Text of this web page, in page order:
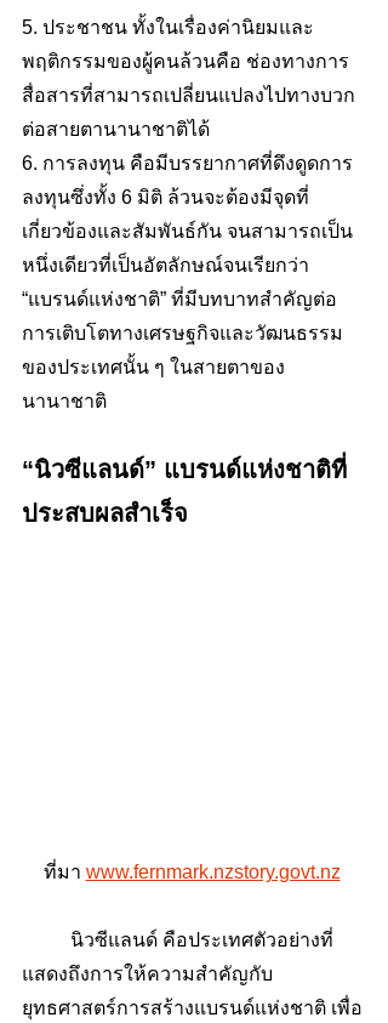
5. ประชาชน ทั้งในเรื่องค่านิยมและ
พฤติกรรมของผู้คนล้วนคือ ช่องทางการ
สื่อสารที่สามารถเปลี่ยนแปลงไปทางบวก
ต่อสายตานานาชาติได้
6. การลงทุน คือมีบรรยากาศที่ดึงดูดการ
ลงทุนซึ่งทั้ง 6 มิติ ล้วนจะต้องมีจุดที่
เกี่ยวข้องและสัมพันธ์กัน จนสามารถเป็น
หนึ่งเดียวที่เป็นอัตลักษณ์จนเรียกว่า
“แบรนด์แห่งชาติ” ที่มีบทบาทสำคัญต่อ
การเติบโตทางเศรษฐกิจและวัฒนธรรม
ของประเทศนั้น ๆ ในสายตาของ
นานาชาติ
“นิวซีแลนด์” แบรนด์แห่งชาติที่
ประสบผลสำเร็จ
ที่มา www.fernmark.nzstory.govt.nz
แสดงถึงการให้ความสำคัญกับ
ยุทธศาสตร์การสร้างแบรนด์แห่งชาติ เพื่อ